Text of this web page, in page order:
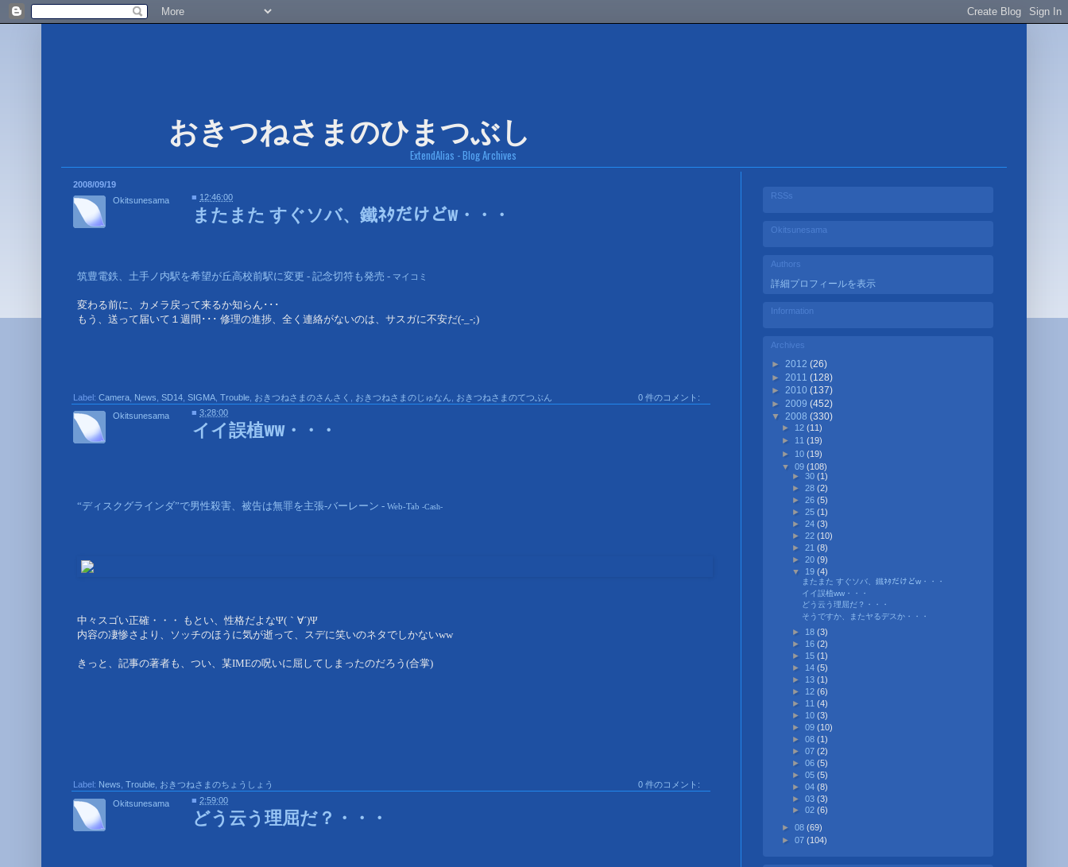
ExtendAlias - Blog Archives
2008/09/19
またまた すぐソバ、鐵ﾈﾀだけどw・・・
筑豊電鉄、土手ノ内駅を希望が丘高校前駅に変更 - 記念切符も発売 - マイコミ
変わる前に、カメラ戻って来るか知らん･･･
もう、送って届いて１週間･･･ 修理の進捗、全く連絡がないのは、サスガに不安だ(-_-;)
Okitsunesama ■ 12:46:00
0 件のコメント:
Label: Camera News SD14 SIGMA Trouble おきつねさまのさんさく おきつねさまのじゅなん おきつねさまのてつぶん
イイ誤植ww・・・
“ディスクグラインダ”で男性殺害、被告は無罪を主張-バーレーン - Web-Tab -Cash-
中々スゴい正確・・・ もとい、性格だよなΨ(｀∀´)Ψ
内容の凄惨さより、ソッチのほうに気が逝って、スデに笑いのネタでしかないww
きっと、記事の著者も、つい、某IMEの呪いに屈してしまったのだろう(合掌)
Okitsunesama ■3:28:00
0 件のコメント:
Label: News Trouble おきつねさまのちょうしょう
どう云う理屈だ？・・・
Okitsunesama ■2:59:00
RSSs
Okitsunesama
Authors
詳細プロフィールを表示
Information
Archives
► 2012 (26)
► 2011 (128)
► 2010 (137)
► 2009 (452)
▼ 2008 (330)
► 12(11)
► 11(19)
► 10(19)
▼09(108)
►30(1)
►28(2)
►26(5)
►25(1)
►24(3)
►22(10)
►21(8)
►20(9)
▼ 19(4)
またまた すぐソバ、鐵ﾈﾀだけどw・・・
イイ誤植ww・・・
どう云う理屈だ？・・・
そうですか、またヤるデスか・・・
► 18(3)
► 16(2)
► 15(1)
► 14(5)
► 13(1)
► 12(6)
► 11(4)
► 10(3)
►09(10)
►08(1)
►07(2)
►06(5)
►05(5)
►04(8)
►03(3)
►02(6)
►08(69)
►07(104)